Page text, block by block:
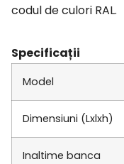
codul de culori RAL.
Specificații
Model
Dimensiuni (Lxlxh)
Inaltime banca